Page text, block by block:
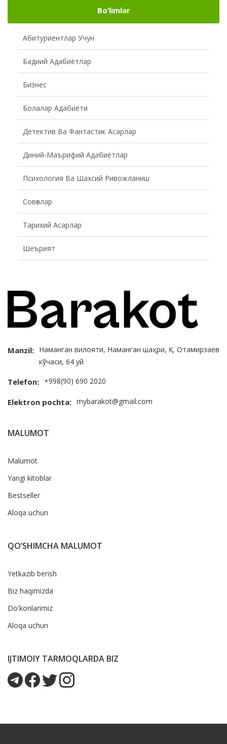
Bo‘limlar
Абитуриентлар Учун
Бадиий Адабиётлар
Бизнес
Болалар Адабиёти
Детектив Ва Фантастик Асарлар
Диний-Маърифий Адабиётлар
Психология Ва Шахсий Ривожланиш
Совғалар
Тарихий Асарлар
Шеърият
Manzil: Наманган вилояти, Наманган шаҳри, Қ. Отамирзаев
кўчаси, 64 уй
Telefon: +998(90) 690 2020
Elektron pochta: mybarakot@gmail.com
MALUMOT
Malumot
Yangi kitoblar
Bestseller
Aloqa uchun
QO‘SHIMCHA MALUMOT
Yetkazib berish
Biz haqimizda
Do'konlarimiz
Aloqa uchun
IJTIMOIY TARMOQLARDA BIZ